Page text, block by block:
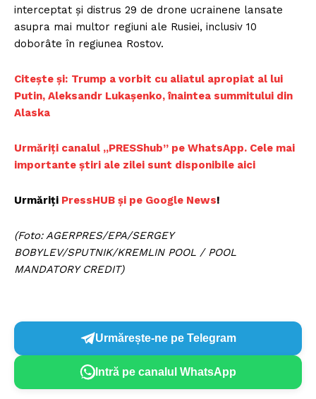
interceptat și distrus 29 de drone ucrainene lansate
asupra mai multor regiuni ale Rusiei, inclusiv 10
doborâte în regiunea Rostov.
Citește și: Trump a vorbit cu aliatul apropiat al lui
Putin, Aleksandr Lukașenko, înaintea summitului din
Alaska
Urmăriți canalul „PRESShub” pe WhatsApp. Cele mai
importante știri ale zilei sunt disponibile aici
Urmăriți PressHUB și pe Google News!
(Foto: AGERPRES/EPA/SERGEY
BOBYLEV/SPUTNIK/KREMLIN POOL / POOL
MANDATORY CREDIT)
Urmărește-ne pe Telegram
Intră pe canalul WhatsApp